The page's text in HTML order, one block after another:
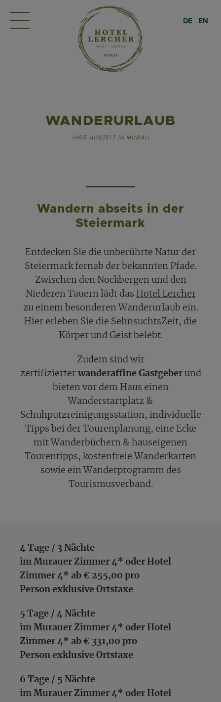
WANDERURLAUB
IHRE AUSZEIT IN MURAU
Wandern abseits in der
Steiermark
Entdecken Sie die unberührte Natur der
Steiermark fernab der bekannten Pfade.
Zwischen den Nockbergen und den
Niederen Tauern lädt das Hotel Lercher
zu einem besonderen Wanderurlaub ein.
Hier erleben Sie die SehnsuchtsZeit, die
Körper und Geist belebt.
Zudem sind wir
zertifizierterwanderaffine Gastgeberund
bieten vor dem Haus einen
Wanderstartplatz &
Schuhputzreinigungsstation, individuelle
Tipps bei der Tourenplanung, eine Ecke
mit Wanderbüchern & hauseigenen
Tourentipps, kostenfreie Wanderkarten
sowie ein Wanderprogramm des
Tourismusverband.
4 Tage / 3 Nächte
im Murauer Zimmer 4* oder Hotel
Zimmer 4* ab € 255,00 pro
Person exklusive Ortstaxe
5 Tage / 4 Nächte
im Murauer Zimmer 4* oder Hotel
Zimmer 4* ab € 331,00 pro
Person exklusive Ortstaxe
6 Tage / 5 Nächte
im Murauer Zimmer 4* oder Hotel
DE EN